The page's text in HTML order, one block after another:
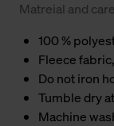
Matreial and care
100 %
Fleece
Do not iron
Tumble dry
Machine